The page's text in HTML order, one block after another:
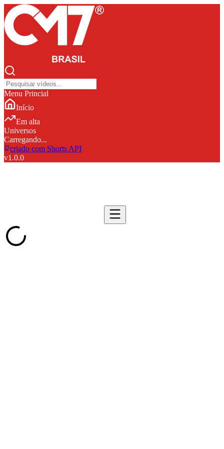
Menu Princial
Início
Em alta
Universos
Carregando...
criado com Shorts API
v1.0.0